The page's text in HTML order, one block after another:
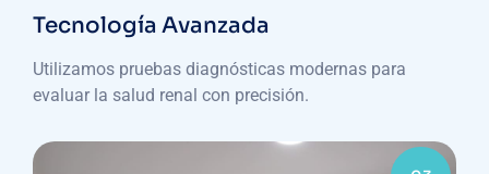
Tecnología Avanzada
Utilizamos pruebas diagnósticas modernas para
evaluar la salud renal con precisión.